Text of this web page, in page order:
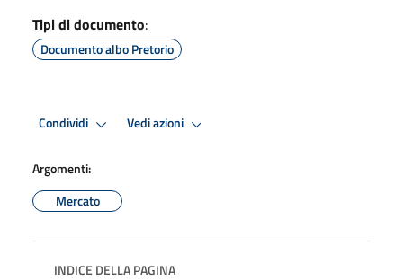
Tipi di documento:
Documento albo Pretorio
Condividi Vedi azioni
Argomenti:
Mercato
INDICE DELLA PAGINA